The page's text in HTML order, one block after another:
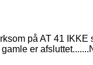
på AT 41 IKKE
er